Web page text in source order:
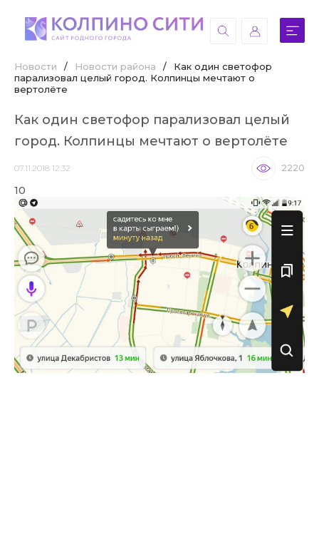
Новости / Новости района /
Как один светофор
парализовал целый город. Колпинцы мечтают о
вертолёте
Как один светофор парализовал целый
город. Колпинцы мечтают о вертолёте
07.11.2018 12:32 2220
10